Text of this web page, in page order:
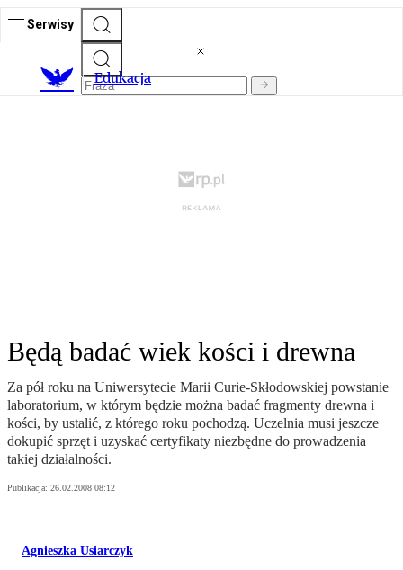
Serwisy
Edukacja
Będą badać wiek kości i drewna
Za pół roku na Uniwersytecie Marii Curie-Skłodowskiej powstanie
laboratorium, w którym będzie można badać fragmenty drewna i
kości, by ustalić, z którego roku pochodzą. Uczelnia musi jeszcze
dokupić sprzęt i uzyskać certyfikaty niezbędne do prowadzenia
takiej działalności.
Publikacja: 26.02.2008 08:12
Agnieszka Usiarczyk